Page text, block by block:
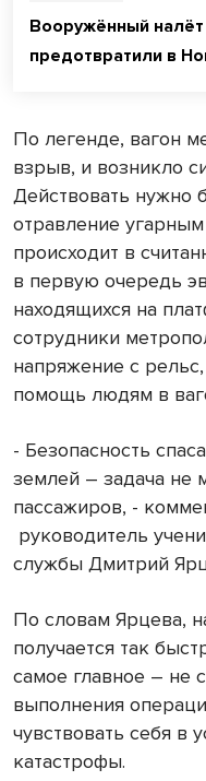
Вооружённый налёт
предотвратили в
По легенде, вагон
взрыв, и возникло
Действовать нужно
отравление
происходит в
в первую очередь
находящихся на
сотрудники
напряжение с
помощь людям в
- Безопасность
землей – задача не
пассажиров, -
руководитель
службы Дмитрий
По словам Ярцева,
получается так
самое главное – не
выполнения
чувствовать себя в
катастрофы.